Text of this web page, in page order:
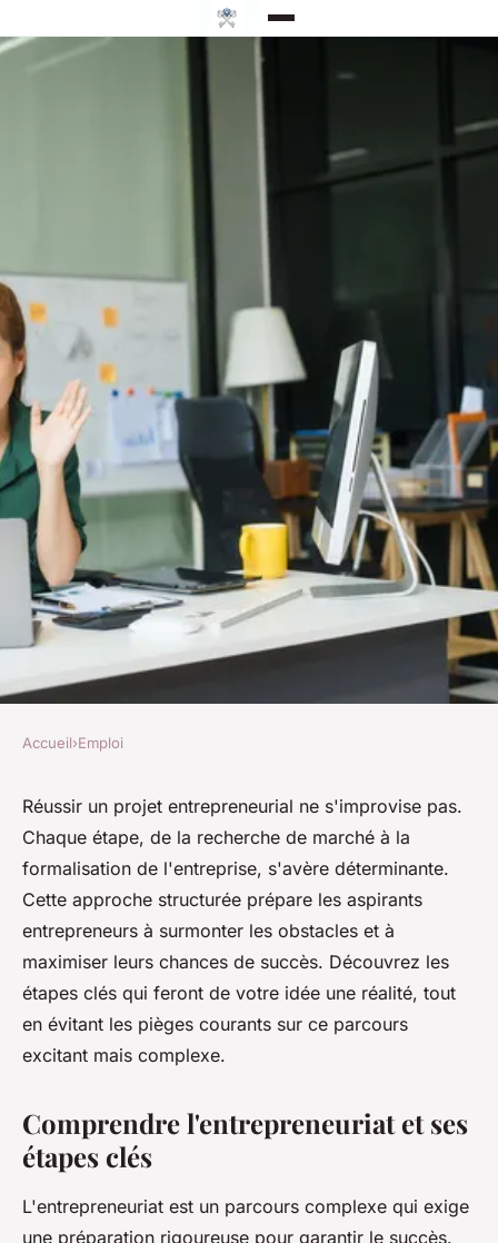
Entrepreneuriat : les étapes
clés pour réussir votre projet
Robin•15 mars 2025•6 min de lecture
Accueil›Emploi
Réussir un projet entrepreneurial ne s'improvise pas.
Chaque étape, de la recherche de marché à la
formalisation de l'entreprise, s'avère déterminante.
Cette approche structurée prépare les aspirants
entrepreneurs à surmonter les obstacles et à
maximiser leurs chances de succès. Découvrez les
étapes clés qui feront de votre idée une réalité, tout
en évitant les pièges courants sur ce parcours
excitant mais complexe.
Comprendre l'entrepreneuriat et ses
étapes clés
L'entrepreneuriat est un parcours complexe qui exige
une préparation rigoureuse pour garantir le succès.